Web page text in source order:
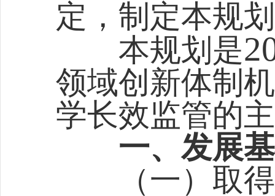
定，制定本规
本规划是
领域创新体制
学长效监管的
一、发展
（一）取